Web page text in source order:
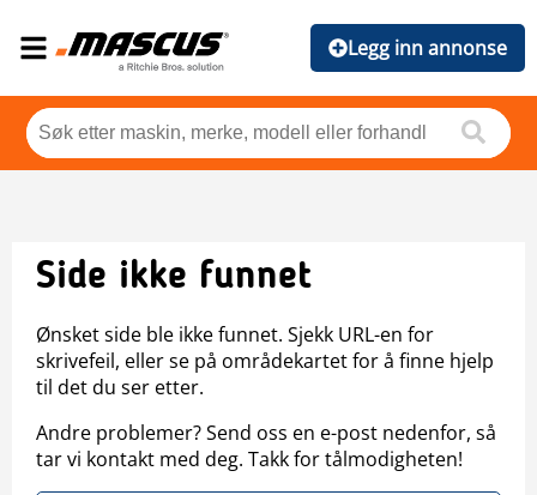
Legg inn annonse
Side ikke funnet
Ønsket side ble ikke funnet. Sjekk URL-en for
skrivefeil, eller se på områdekartet for å finne hjelp
til det du ser etter.
Andre problemer? Send oss en e-post nedenfor, så
tar vi kontakt med deg. Takk for tålmodigheten!